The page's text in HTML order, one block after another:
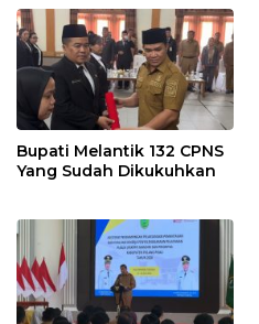
Bupati Melantik 132 CPNS
Yang Sudah Dikukuhkan